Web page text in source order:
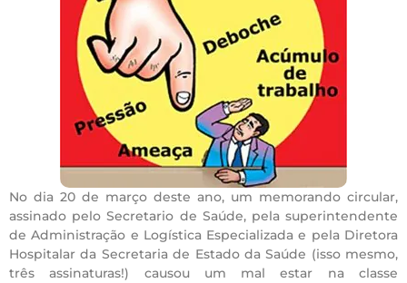
No dia 20 de março deste ano, um memorando circular,
assinado pelo Secretario de Saúde, pela superintendente
de Administração e Logística Especializada e pela Diretora
Hospitalar da Secretaria de Estado da Saúde (isso mesmo,
três assinaturas!) causou um mal estar na classe